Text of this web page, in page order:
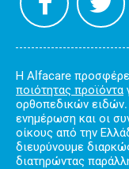
Η Alfacare
ποιότητας προϊόντα
ορθοπεδικών ειδών.
ενημέρωση και οι
οίκους από την
διευρύνουμε
διατηρώντας